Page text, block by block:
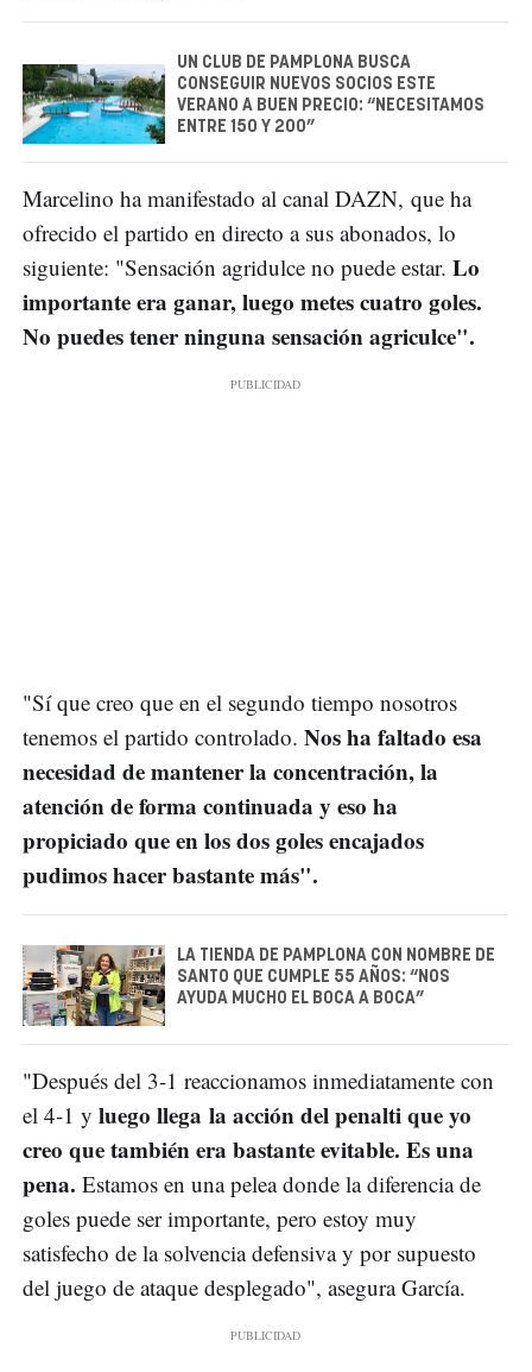
UN CLUB DE PAMPLONA BUSCA
CONSEGUIR NUEVOS SOCIOS ESTE
VERANO A BUEN PRECIO: “NECESITAMOS
ENTRE 150 Y 200”
Marcelino ha manifestado al canal DAZN, que ha
ofrecido el partido en directo a sus abonados, lo
siguiente: "Sensación agridulce no puede estar. Lo
importante era ganar, luego metes cuatro goles.
No puedes tener ninguna sensación agriculce".
"Sí que creo que en el segundo tiempo nosotros
tenemos el partido controlado. Nos ha faltado esa
necesidad de mantener la concentración, la
atención de forma continuada y eso ha
propiciado que en los dos goles encajados
pudimos hacer bastante más".
LA TIENDA DE PAMPLONA CON NOMBRE DE
SANTO QUE CUMPLE 55 AÑOS: “NOS
AYUDA MUCHO EL BOCA A BOCA”
"Después del 3-1 reaccionamos inmediatamente con
el 4-1 y luego llega la acción del penalti que yo
creo que también era bastante evitable. Es una
pena. Estamos en una pelea donde la diferencia de
goles puede ser importante, pero estoy muy
satisfecho de la solvencia defensiva y por supuesto
del juego de ataque desplegado", asegura García.